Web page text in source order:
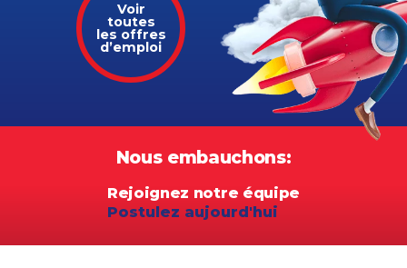
Voir
toutes
les offres
d’emploi
Nous embauchons:
Rejoignez notre équipe
Postulez aujourd'hui